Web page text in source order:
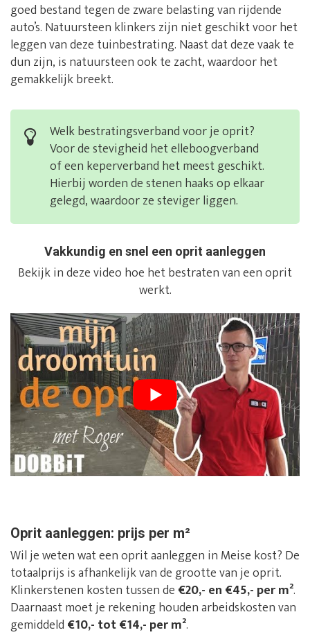
goed bestand tegen de zware belasting van rijdende
auto’s. Natuursteen klinkers zijn niet geschikt voor het
leggen van deze tuinbestrating. Naast dat deze vaak te
dun zijn, is natuursteen ook te zacht, waardoor het
gemakkelijk breekt.
Welk bestratingsverband voor je oprit?
Voor de stevigheid het elleboogverband
of een keperverband het meest geschikt.
Hierbij worden de stenen haaks op elkaar
gelegd, waardoor ze steviger liggen.
Vakkundig en snel een oprit aanleggen
Bekijk in deze video hoe het bestraten van een oprit
werkt.
Oprit aanleggen: prijs per m²
Wil je weten wat een oprit aanleggen in Meise kost? De
totaalprijs is afhankelijk van de grootte van je oprit.
Klinkerstenen kosten tussen de €20,- en €45,- per m².
Daarnaast moet je rekening houden arbeidskosten van
gemiddeld €10,- tot €14,- per m².